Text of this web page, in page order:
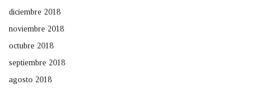
diciembre 2018
noviembre 2018
octubre 2018
septiembre 2018
agosto 2018